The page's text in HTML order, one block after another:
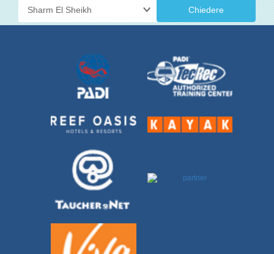
Chiedere